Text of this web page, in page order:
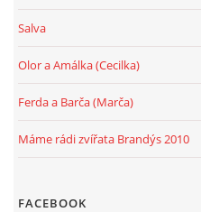
Salva
Olor a Amálka (Cecilka)
Ferda a Barča (Marča)
Máme rádi zvířata Brandýs 2010
FACEBOOK